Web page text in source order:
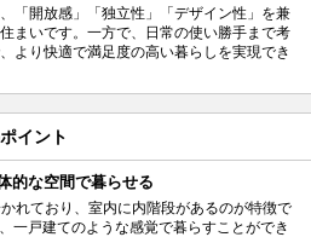
「開放感」「独立性」「デザイン性」を兼
まいです。一方で、日常の使い勝手まで考
より快適で満足度の高い暮らしを実現でき
イント
的な空間で暮らせる
れており、室内に内階段があるのが特徴で
一戸建てのような感覚で暮らすことができ